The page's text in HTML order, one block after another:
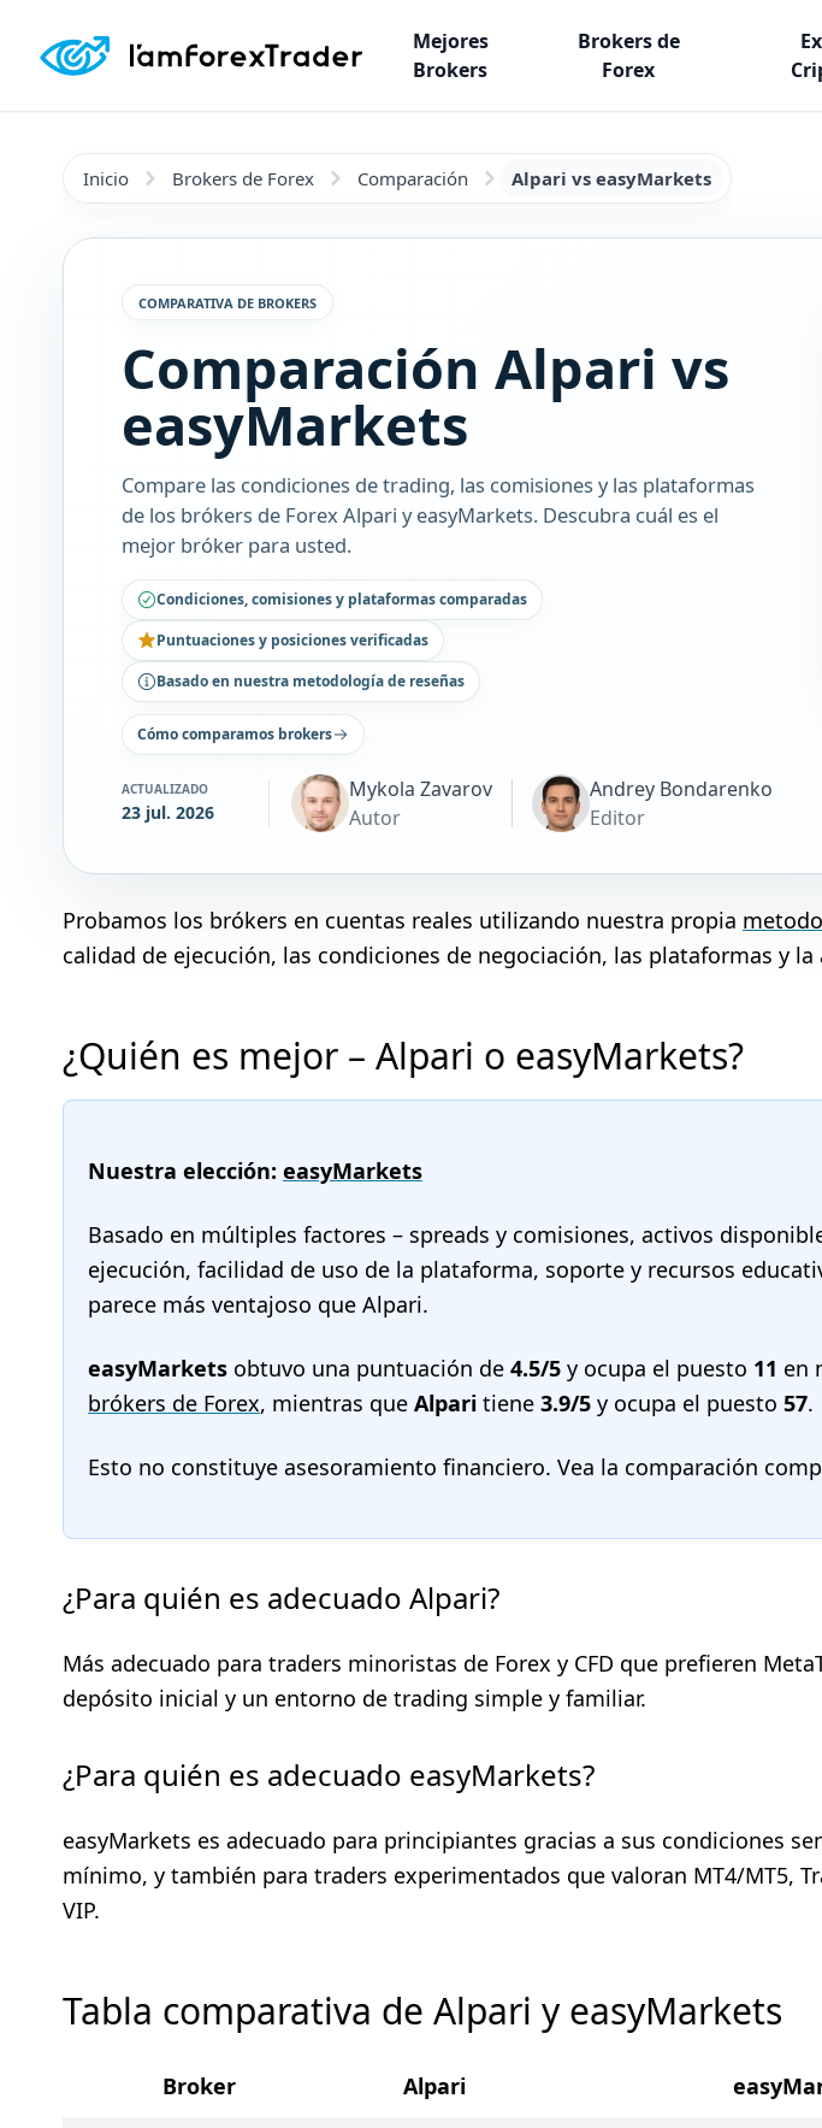
Mejores
Brokers
Brokers de
Forex
Inicio Brokers de Forex Comparación Alpari vs easyMarkets
COMPARATIVA DE BROKERS
Comparación Alpari vs
easyMarkets
Compare las condiciones de trading, las comisiones y las plataformas
de los brókers de Forex Alpari y easyMarkets. Descubra cuál es el
mejor bróker para usted.
Condiciones, comisiones y plataformas comparadas
Puntuaciones y posiciones verificadas
Basado en nuestra metodología de reseñas
Cómo comparamos brokers
ACTUALIZADO
23 jul. 2026
Mykola Zavarov
Autor
Andrey Bondarenko
Editor
Probamos los brókers en cuentas reales utilizando nuestra propia
calidad de ejecución, las condiciones de negociación, las plataformas y
¿Quién es mejor – Alpari o easyMarkets?
Nuestra elección: easyMarkets
Basado en múltiples factores – spreads y comisiones, activos
ejecución, facilidad de uso de la plataforma, soporte y recursos
parece más ventajoso que Alpari.
easyMarkets obtuvo una puntuación de 4.5/5 y ocupa el puesto 11 en
brókers de Forex, mientras que Alpari tiene 3.9/5 y ocupa el puesto 57.
Esto no constituye asesoramiento financiero. Vea la comparación
¿Para quién es adecuado Alpari?
Más adecuado para traders minoristas de Forex y CFD que prefieren
depósito inicial y un entorno de trading simple y familiar.
¿Para quién es adecuado easyMarkets?
easyMarkets es adecuado para principiantes gracias a sus condiciones
mínimo, y también para traders experimentados que valoran MT4/MT5,
VIP.
Tabla comparativa de Alpari y easyMarkets
Broker Alpari